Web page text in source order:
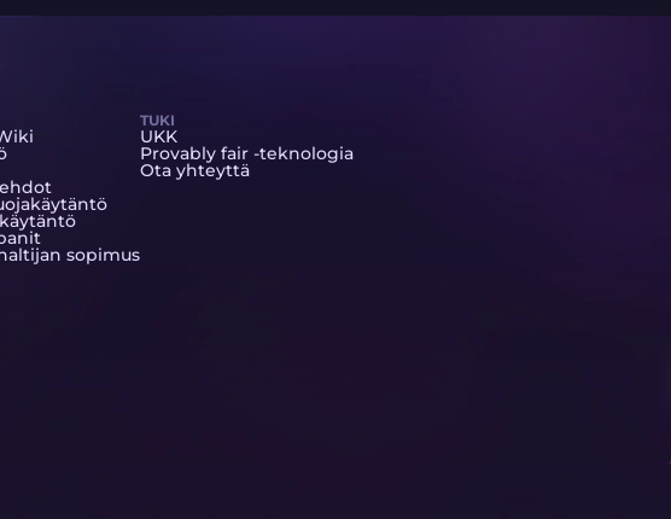
sopimus
TUKI
UKK
Provably fair -teknologia
Ota yhteyttä